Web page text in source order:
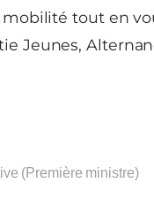
tout en
Jeunes,
(Première ministre)